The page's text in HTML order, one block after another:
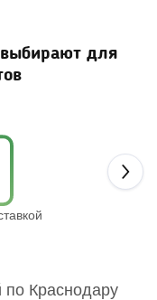
для
по Краснодару